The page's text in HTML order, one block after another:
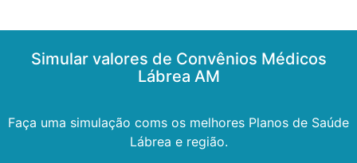
Simular valores de Convênios Médicos
Lábrea AM
Faça uma simulação coms os melhores Planos de Saúde
Lábrea e região.